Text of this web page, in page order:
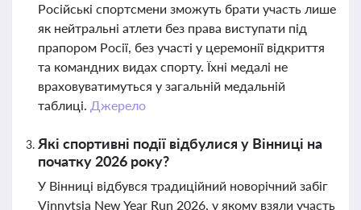
Російські спортсмени зможуть брати участь лише
як нейтральні атлети без права виступати під
прапором Росії, без участі у церемонії відкриття
та командних видах спорту. Їхні медалі не
враховуватимуться у загальній медальній
таблиці. Джерело
Які спортивні події відбулися у Вінниці на
початку 2026 року?
У Вінниці відбувся традиційний новорічний забіг
Vinnytsia New Year Run 2026, у якому взяли участь